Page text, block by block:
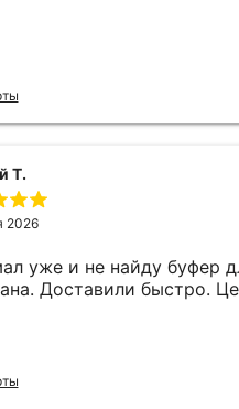
Т.
2026
уже и не найду буфер
Доставили быстро.